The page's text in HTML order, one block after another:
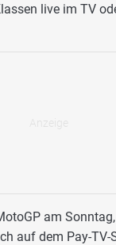
live im TV
am
auf dem Pay-TV-